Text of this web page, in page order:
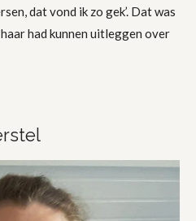
dat vond ik zo gek’. Dat was
had kunnen uitleggen over